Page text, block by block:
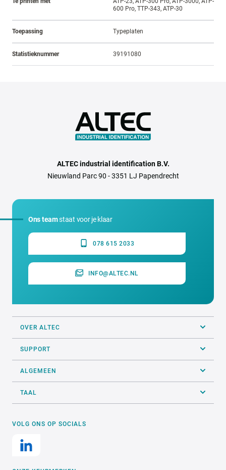
600 Pro, TTP-343, ATP-30
Toepassing Typeplaten
Statistieknummer 39191080
ALTEC industrial identification B.V.
Nieuwland Parc 90 - 3351 LJ Papendrecht
Ons teamstaat voor je klaar
078 615 2033
INFO@ALTEC.NL
OVER ALTEC
SUPPORT
ALGEMEEN
TAAL
VOLG ONS OP SOCIALS